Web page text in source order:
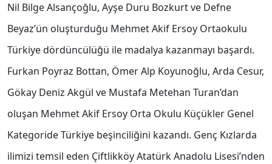
Nil Bilge Alsançoğlu, Ayşe Duru Bozkurt ve Defne
Beyaz’ün oluşturduğu Mehmet Akif Ersoy Ortaokulu
Türkiye dördüncülüğü ile madalya kazanmayı başardı.
Furkan Poyraz Bottan, Ömer Alp Koyunoğlu, Arda Cesur,
Gökay Deniz Akgül ve Mustafa Metehan Turan’dan
oluşan Mehmet Akif Ersoy Orta Okulu Küçükler Genel
Kategoride Türkiye beşinciliğini kazandı. Genç Kızlarda
ilimizi temsil eden Çiftlikköy Atatürk Anadolu Lisesi’nden